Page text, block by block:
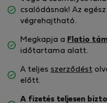
csalódásnak! Az
végrehajtható.
Megkapja a Flatio
időtartama alatt.
A teljes szerződést
előtt.
A fizetés teljesen